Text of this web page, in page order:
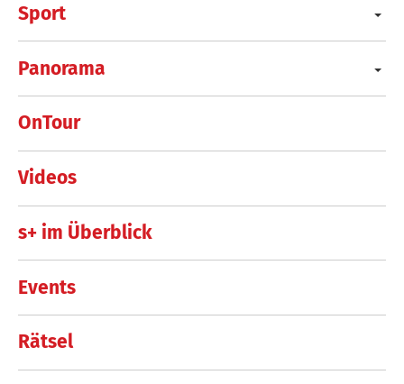
Sport
Panorama
OnTour
Videos
s+ im Überblick
Events
Rätsel